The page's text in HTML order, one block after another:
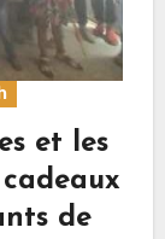
et les
de